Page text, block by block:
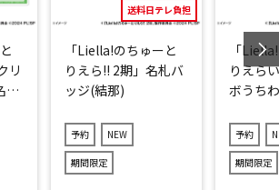
リ
す
送料日テレ負担
「Liella!のちゅーと
りえら!! 2期」名札バ
ッジ(結那)
予約 NEW
期間限定
「
りえら
ボうち
予約
期間限定